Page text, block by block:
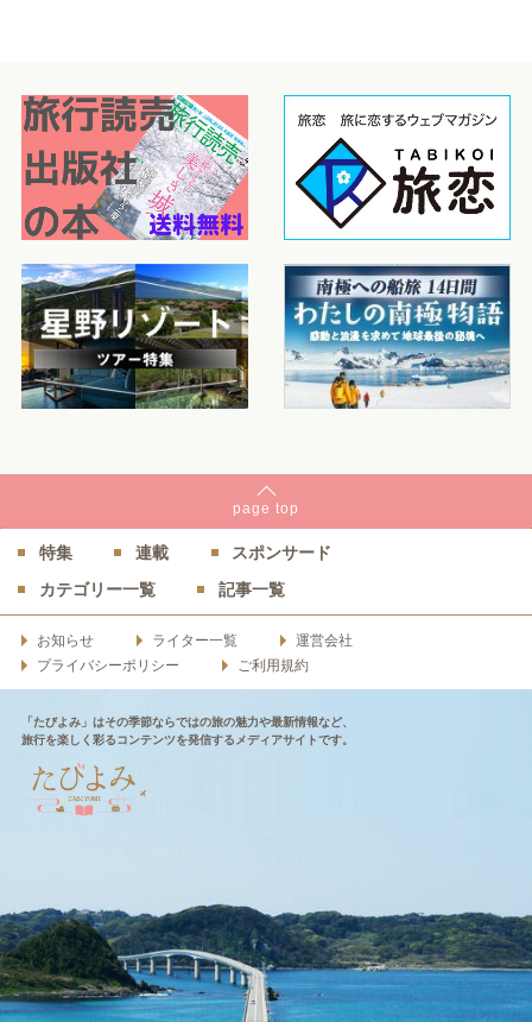
page top
特集 連載
スポンサード
カテゴリー一覧
記事一覧
お知らせ ライター一覧
運営会社
プライバシーポリシー
ご利用規約
「たびよみ」はその季節ならではの旅の魅力や最新情報など、
旅行を楽しく彩るコンテンツを発信するメディアサイトです。